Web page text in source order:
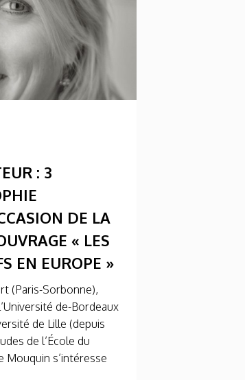
: 3
DE LA
« LES
EN EUROPE »
(Paris-Sorbonne),
de-Bordeaux
de Lille (depuis
de l’École du
Mouquin s’intéresse